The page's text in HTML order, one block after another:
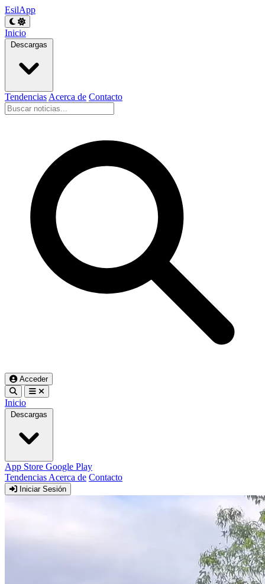
EsilApp
Inicio
Descargas
Tendencias Acerca de Contacto
Acceder
Inicio
Descargas
App Store Google Play
Tendencias Acerca de Contacto
Iniciar Sesión